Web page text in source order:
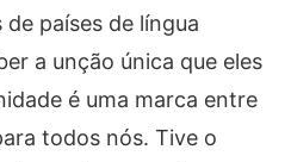
países de língua
a unção única que eles
é uma marca entre
todos nós. Tive o